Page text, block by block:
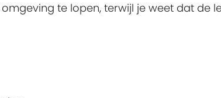
te lopen, terwijl je weet dat de